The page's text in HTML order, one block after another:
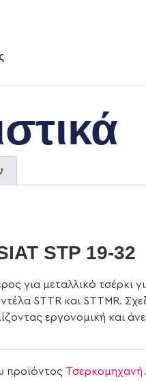
STP 19-32
για μεταλλικό τσέρκι
STTR και STTMR.
εργονομική και
προϊόντος Τσερκομηχανή